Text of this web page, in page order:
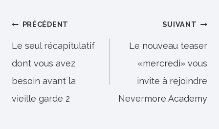
Navigation
de
l’article
PRÉCÉDENT
Le seul récapitulatif
dont vous avez
besoin avant la
vieille garde 2
SUIVANT
Le nouveau teaser
«mercredi» vous
invite à rejoindre
Nevermore Academy